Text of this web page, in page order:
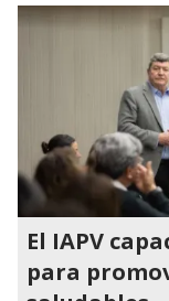
El IAPV
para